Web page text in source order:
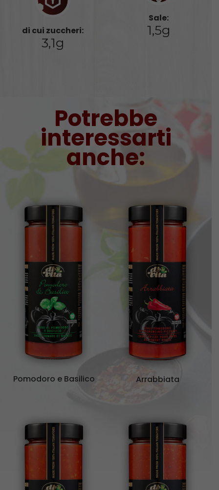
di cui zuccheri:
3,1g
Sale:
1,5g
Potrebbe
interessarti
anche:
Pomodoro e Basilico Arrabbiata